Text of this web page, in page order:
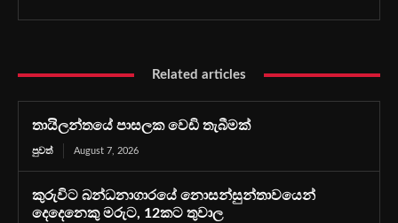
Related articles
තායිලන්තයේ පාසලක වෙඩි තැබීමක්
පුවත් August 7, 2026
කුරුවිට බන්ධනාගාරයේ නොසන්සුන්තාවයෙන්
දෙදෙනෙකු මරුට, 12කට තුවාල